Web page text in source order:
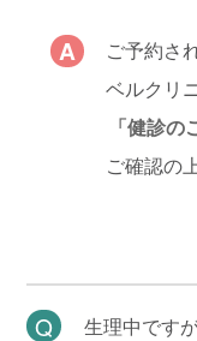
ご予約さ
ベルクリ
「健診
ご確認の
生理中です